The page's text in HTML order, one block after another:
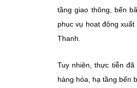
tầng giao thông, bến
phục vụ hoạt động
Thanh.
Tuy nhiên, thực tiễn
hàng hóa, hạ tầng bến